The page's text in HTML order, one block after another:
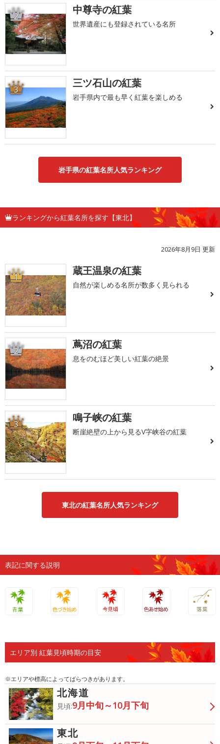
2 中尊寺の紅葉
世界遺産にも登録されている名所
3 三ツ石山の紅葉
岩手県内で最も早く紅葉を楽しめる
岩手県の紅葉名所人気ランキング
ランキングから紅葉名所を探す【東北】
2026年8月9日 更新
1 蔵王温泉の紅葉
自然が楽しめる名所が数多く見られる
2 蔦沼の紅葉
息をのむほど美しい紅葉の絶景
3 鳴子峡の紅葉
断崖絶壁の上から見るV字峡谷の紅葉
東北の紅葉名所人気ランキング
表記に関する説明
エリア別 紅葉見頃時期の目安
※エリアや標高によってばらつきがあります。
北海道
見頃:9月中旬～10月下旬
東北